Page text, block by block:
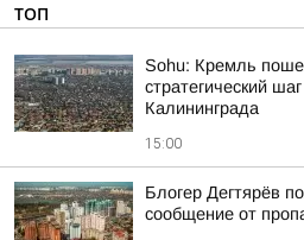
ТОП
Sohu: Кремль
стратегический
Калининграда
15:00
Блогер Дегтярёв
сообщение от